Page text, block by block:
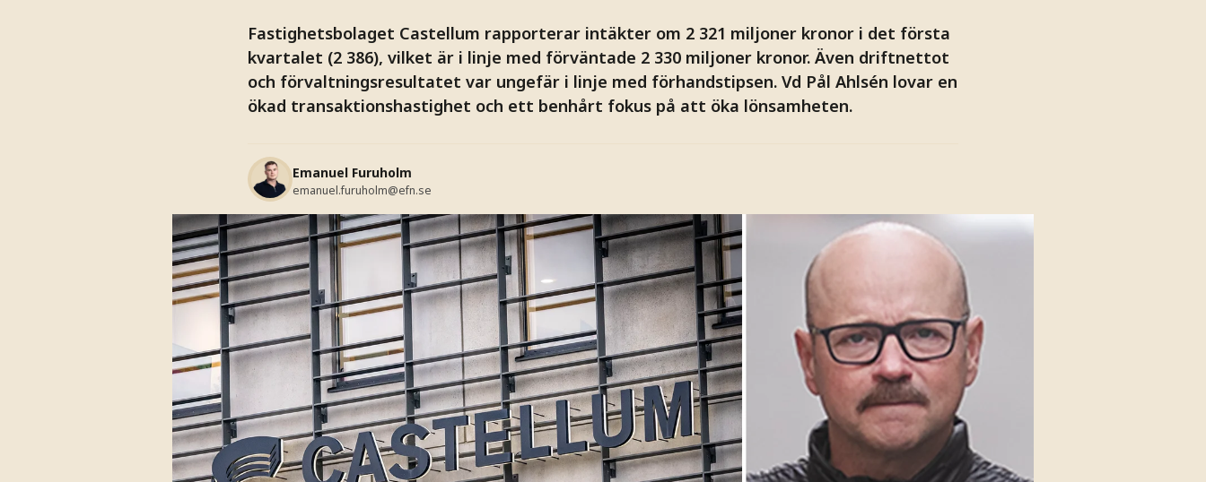
Fastighetsbolaget Castellum rapporterar intäkter om 2 321 miljoner kronor i det första
kvartalet (2 386), vilket är i linje med förväntade 2 330 miljoner kronor. Även driftnettot
och förvaltningsresultatet var ungefär i linje med förhandstipsen. Vd Pål Ahlsén lovar en
ökad transaktionshastighet och ett benhårt fokus på att öka lönsamheten.
Emanuel Furuholm
emanuel.furuholm@efn.se